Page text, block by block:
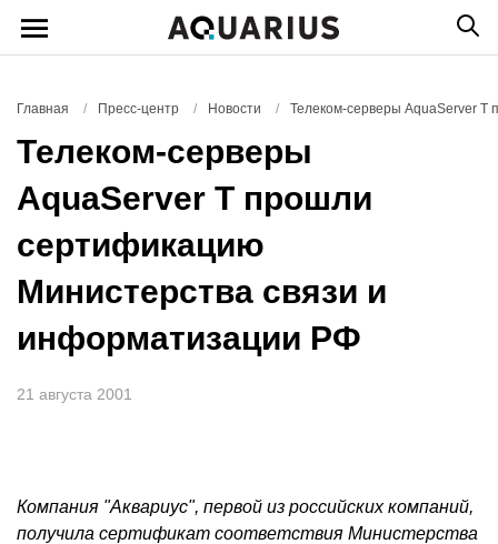
Главная / Пресс-центр / Новости / Телеком-серверы AquaServer
Телеком-серверы
AquaServer Т прошли
сертификацию
Министерства связи и
информатизации РФ
21 августа 2001
Компания "Аквариус", первой из российских компаний,
получила сертификат соответствия Министерства